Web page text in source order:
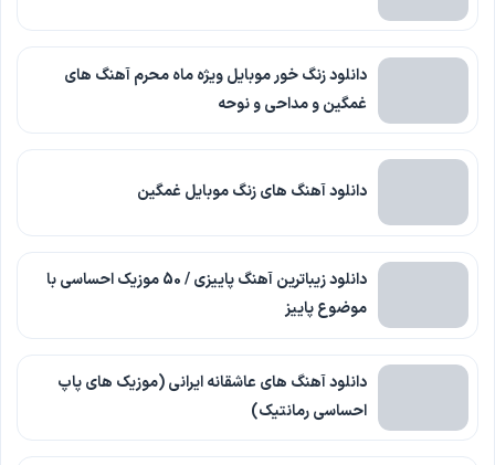
دانلود زنگ خور موبایل ویژه ماه محرم آهنگ های
غمگین و مداحی و نوحه
دانلود آهنگ های زنگ موبایل غمگین
دانلود زیباترین آهنگ پاییزی / 50 موزیک احساسی با
موضوع پاییز
دانلود آهنگ های عاشقانه ایرانی (موزیک های پاپ
احساسی رمانتیک)